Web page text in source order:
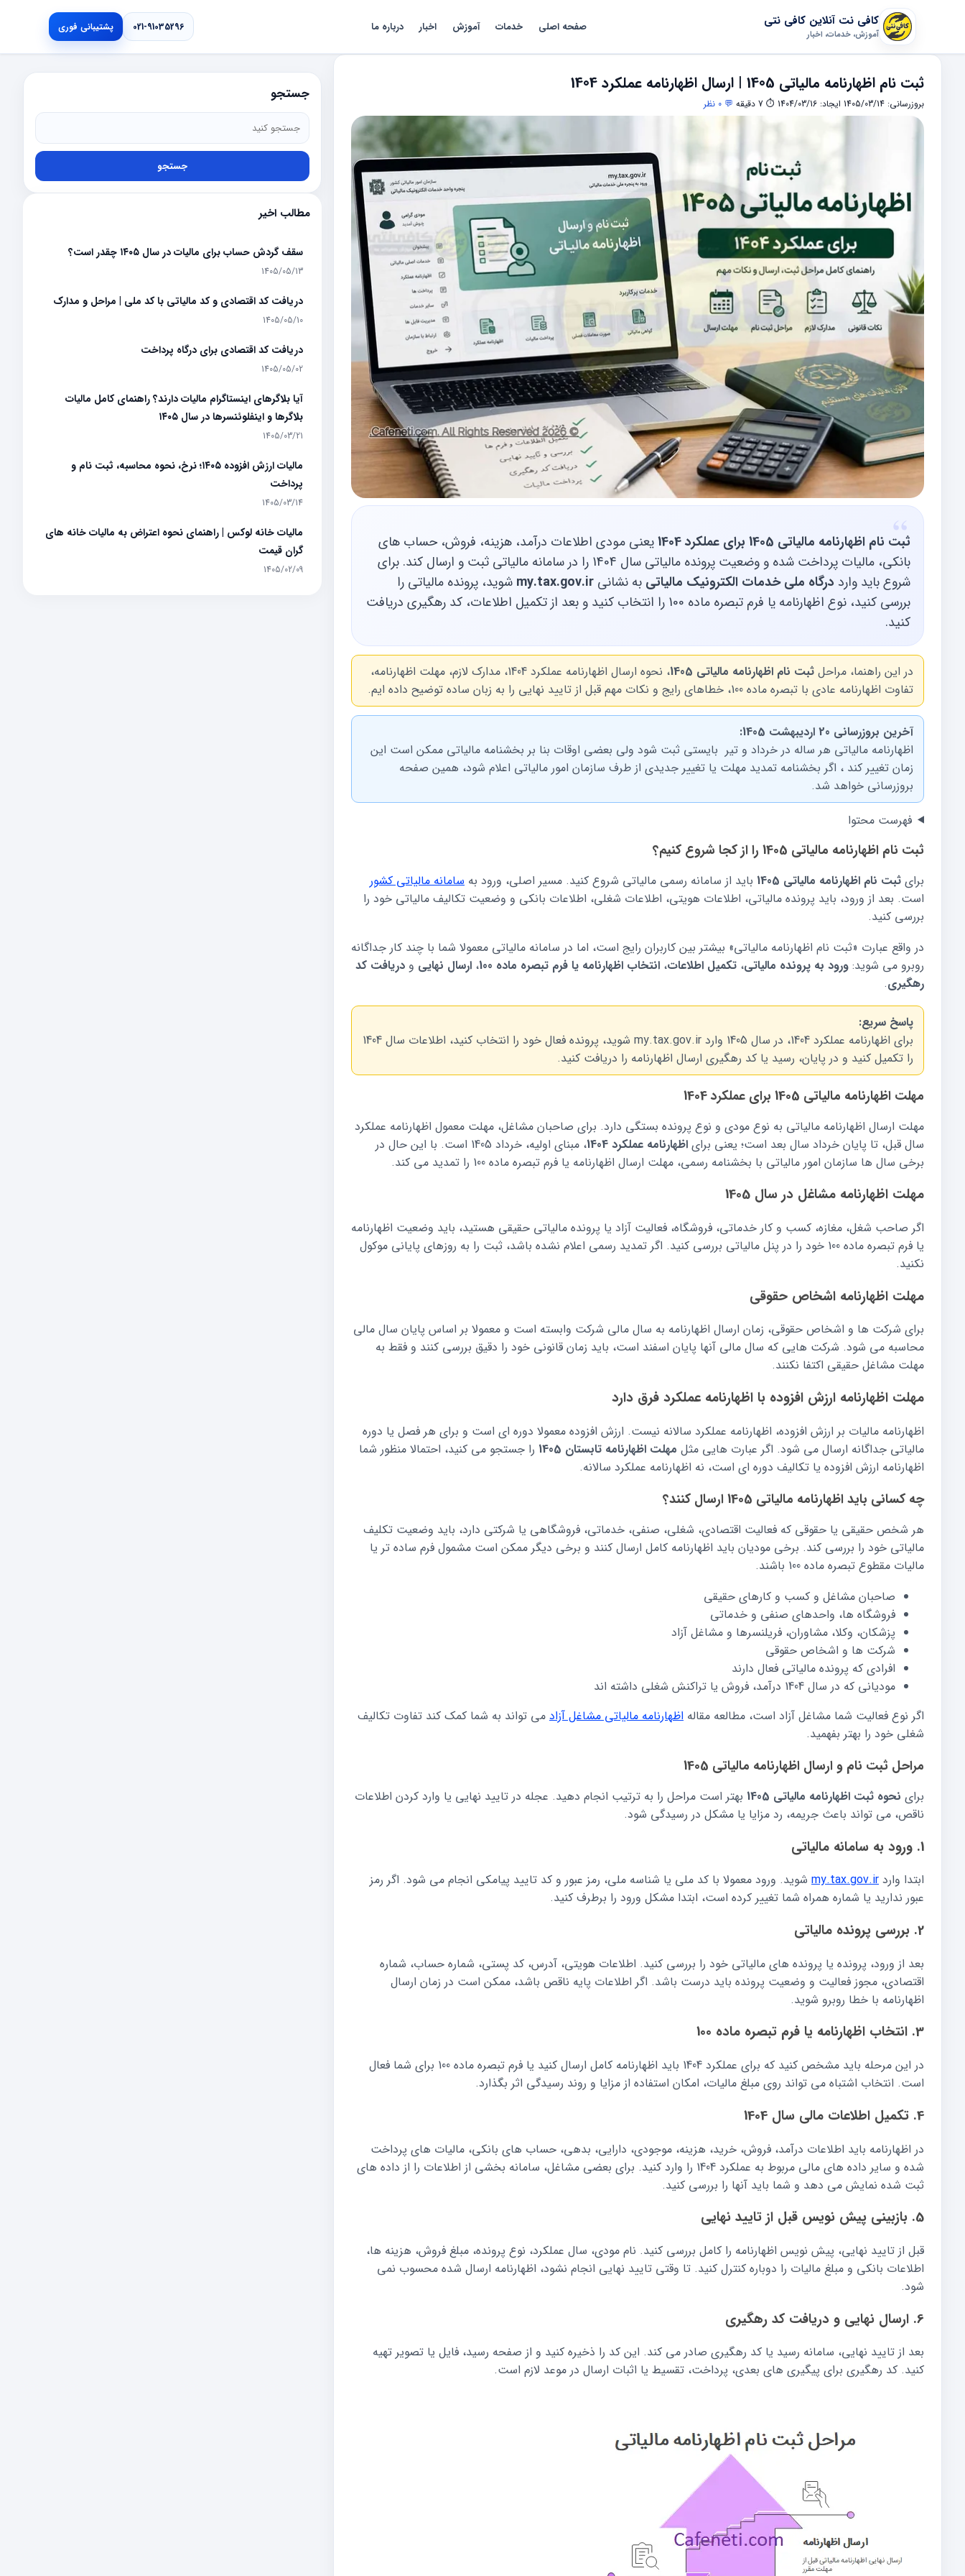
کافی نت آنلاین کافی نتی
آموزش، خدمات، اخبار
صفحه اصلی خدمات آموزش اخبار درباره ما 021-91035296 پشتیبانی فوری
ثبت نام اظهارنامه مالیاتی 1405 | ارسال اظهارنامه عملکرد 1404
بروزرسانی: 1405/03/14 ایجاد: 1404/03/16 ⏱ 7 دقیقه 💬 0 نظر
ثبت نام اظهارنامه مالیاتی 1405 برای عملکرد 1404
یعنی مودی اطلاعات درآمد، هزینه، فروش، حساب های
بانکی، مالیات پرداخت شده و وضعیت پرونده مالیاتی سال 1404 را در سامانه مالیاتی ثبت و ارسال کند. برای
شروع باید وارد درگاه ملی خدمات الکترونیک مالیاتی به نشانی my.tax.gov.ir شوید، پرونده مالیاتی را
بررسی کنید، نوع اظهارنامه یا فرم تبصره ماده 100 را انتخاب کنید و بعد از تکمیل اطلاعات، کد رهگیری دریافت
کنید.
در این راهنما، مراحل ثبت نام اظهارنامه مالیاتی 1405
، نحوه ارسال اظهارنامه عملکرد 1404، مدارک لازم، مهلت اظهارنامه،
تفاوت اظهارنامه عادی با تبصره ماده 100، خطاهای رایج و نکات مهم قبل از تایید نهایی را به زبان ساده توضیح داده ایم.
آخرین بروزرسانی 20 اردیبهشت 1405:
اظهارنامه مالیاتی هر ساله در خرداد و تیر بایستی ثبت شود ولی بعضی اوقات بنا بر بخشنامه مالیاتی ممکن است این
زمان تغییر کند ، اگر بخشنامه تمدید مهلت یا تغییر جدیدی از طرف سازمان امور مالیاتی اعلام شود، همین صفحه
بروزرسانی خواهد شد.
فهرست محتوا
ثبت نام اظهارنامه مالیاتی 1405 را از کجا شروع کنیم؟
برای ثبت نام اظهارنامه مالیاتی 1405 باید از سامانه رسمی مالیاتی شروع کنید. مسیر اصلی، ورود به سامانه مالیاتی کشور
است. بعد از ورود، باید پرونده مالیاتی، اطلاعات هویتی، اطلاعات شغلی، اطلاعات بانکی و وضعیت تکالیف مالیاتی خود را
بررسی کنید.
در واقع عبارت «ثبت نام اظهارنامه مالیاتی» بیشتر بین کاربران رایج است، اما در سامانه مالیاتی معمولا شما با چند کار جداگانه
روبرو می شوید: ورود به پرونده مالیاتی، تکمیل اطلاعات، انتخاب اظهارنامه یا فرم تبصره ماده 100 ، ارسال نهایی و دریافت کد
رهگیری.
پاسخ سریع:
برای اظهارنامه عملکرد 1404، در سال 1405 وارد my.tax.gov.ir شوید، پرونده فعال خود را انتخاب کنید، اطلاعات سال 1404
را تکمیل کنید و در پایان، رسید یا کد رهگیری ارسال اظهارنامه را دریافت کنید.
مهلت اظهارنامه مالیاتی 1405 برای عملکرد 1404
مهلت ارسال اظهارنامه مالیاتی به نوع مودی و نوع پرونده بستگی دارد. برای صاحبان مشاغل، مهلت معمول اظهارنامه عملکرد
سال قبل، تا پایان خرداد سال بعد است؛ یعنی برای اظهارنامه عملکرد 1404
، مبنای اولیه، خرداد 1405 است. با این حال در
برخی سال ها سازمان امور مالیاتی با بخشنامه رسمی، مهلت ارسال اظهارنامه یا فرم تبصره ماده 100 را تمدید می کند.
مهلت اظهارنامه مشاغل در سال 1405
اگر صاحب شغل، مغازه، کسب و کار خدماتی، فروشگاه، فعالیت آزاد یا پرونده مالیاتی حقیقی هستید، باید وضعیت اظهارنامه
یا فرم تبصره ماده 100 خود را در پنل مالیاتی بررسی کنید. اگر تمدید رسمی اعلام نشده باشد، ثبت را به روزهای پایانی موکول
نکنید.
مهلت اظهارنامه اشخاص حقوقی
برای شرکت ها و اشخاص حقوقی، زمان ارسال اظهارنامه به سال مالی شرکت وابسته است و معمولا بر اساس پایان سال مالی
محاسبه می شود. شرکت هایی که سال مالی آنها پایان اسفند است، باید زمان قانونی خود را دقیق بررسی کنند و فقط به
مهلت مشاغل حقیقی اکتفا نکنند.
مهلت اظهارنامه ارزش افزوده با اظهارنامه عملکرد فرق دارد
اظهارنامه مالیات بر ارزش افزوده، اظهارنامه عملکرد سالانه نیست. ارزش افزوده معمولا دوره ای است و برای هر فصل یا دوره
مالیاتی جداگانه ارسال می شود. اگر عبارت هایی مثل مهلت اظهارنامه تابستان 1405
را جستجو می کنید، احتمالا منظور شما
اظهارنامه ارزش افزوده یا تکالیف دوره ای است، نه اظهارنامه عملکرد سالانه.
چه کسانی باید اظهارنامه مالیاتی 1405 ارسال کنند؟
هر شخص حقیقی یا حقوقی که فعالیت اقتصادی، شغلی، صنفی، خدماتی، فروشگاهی یا شرکتی دارد، باید وضعیت تکلیف
مالیاتی خود را بررسی کند. برخی مودیان باید اظهارنامه کامل ارسال کنند و برخی دیگر ممکن است مشمول فرم ساده تر یا
مالیات مقطوع تبصره ماده 100 باشند.
صاحبان مشاغل و کسب و کارهای حقیقی
فروشگاه ها، واحدهای صنفی و خدماتی
پزشکان، وکلا، مشاوران، فریلنسرها و مشاغل آزاد
شرکت ها و اشخاص حقوقی
افرادی که پرونده مالیاتی فعال دارند
مودیانی که در سال 1404 درآمد، فروش یا تراکنش شغلی داشته اند
اگر نوع فعالیت شما مشاغل آزاد است، مطالعه مقاله اظهارنامه مالیاتی مشاغل آزاد می تواند به شما کمک کند تفاوت تکالیف
شغلی خود را بهتر بفهمید.
مراحل ثبت نام و ارسال اظهارنامه مالیاتی 1405
برای نحوه ثبت اظهارنامه مالیاتی 1405
بهتر است مراحل را به ترتیب انجام دهید. عجله در تایید نهایی یا وارد کردن اطلاعات
ناقص، می تواند باعث جریمه، رد مزایا یا مشکل در رسیدگی شود.
1. ورود به سامانه مالیاتی
ابتدا وارد my.tax.gov.ir شوید. ورود معمولا با کد ملی یا شناسه ملی، رمز عبور و کد تایید پیامکی انجام می شود. اگر رمز
عبور ندارید یا شماره همراه شما تغییر کرده است، ابتدا مشکل ورود را برطرف کنید.
2. بررسی پرونده مالیاتی
بعد از ورود، پرونده یا پرونده های مالیاتی خود را بررسی کنید. اطلاعات هویتی، آدرس، کد پستی، شماره حساب، شماره
اقتصادی، مجوز فعالیت و وضعیت پرونده باید درست باشد. اگر اطلاعات پایه ناقص باشد، ممکن است در زمان ارسال
اظهارنامه با خطا روبرو شوید.
3. انتخاب اظهارنامه یا فرم تبصره ماده 100
در این مرحله باید مشخص کنید که برای عملکرد 1404 باید اظهارنامه کامل ارسال کنید یا فرم تبصره ماده 100 برای شما فعال
است. انتخاب اشتباه می تواند روی مبلغ مالیات، امکان استفاده از مزایا و روند رسیدگی اثر بگذارد.
4. تکمیل اطلاعات مالی سال 1404
در اظهارنامه باید اطلاعات درآمد، فروش، خرید، هزینه، موجودی، دارایی، بدهی، حساب های بانکی، مالیات های پرداخت
شده و سایر داده های مالی مربوط به عملکرد 1404 را وارد کنید. برای بعضی مشاغل، سامانه بخشی از اطلاعات را از داده های
ثبت شده نمایش می دهد و شما باید آنها را بررسی کنید.
5. بازبینی پیش نویس قبل از تایید نهایی
قبل از تایید نهایی، پیش نویس اظهارنامه را کامل بررسی کنید. نام مودی، سال عملکرد، نوع پرونده، مبلغ فروش، هزینه ها،
اطلاعات بانکی و مبلغ مالیات را دوباره کنترل کنید. تا وقتی تایید نهایی انجام نشود، اظهارنامه ارسال شده محسوب نمی
شود.
6. ارسال نهایی و دریافت کد رهگیری
بعد از تایید نهایی، سامانه رسید یا کد رهگیری صادر می کند. این کد را ذخیره کنید و از صفحه رسید، فایل یا تصویر تهیه
کنید. کد رهگیری برای پیگیری های بعدی، پرداخت، تقسیط یا اثبات ارسال در موعد لازم است.
جستجو
جستجو
مطالب اخیر
سقف گردش حساب برای مالیات در سال ۱۴۰۵ چقدر است؟
1405/05/13
دریافت کد اقتصادی و کد مالیاتی با کد ملی | مراحل و مدارک
1405/05/10
دریافت کد اقتصادی برای درگاه پرداخت
1405/05/02
آیا بلاگرهای اینستاگرام مالیات دارند؟ راهنمای کامل مالیات
بلاگرها و اینفلوئنسرها در سال ۱۴۰۵
1405/03/21
مالیات ارزش افزوده ۱۴۰۵؛ نرخ، نحوه محاسبه، ثبت نام و
پرداخت
1405/03/14
مالیات خانه لوکس | راهنمای نحوه اعتراض به مالیات خانه های
گران قیمت
1405/02/09